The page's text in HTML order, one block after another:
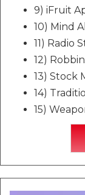
9) iFruit
10) Mind
11) Radio
12)
13) Stock
14)
15)